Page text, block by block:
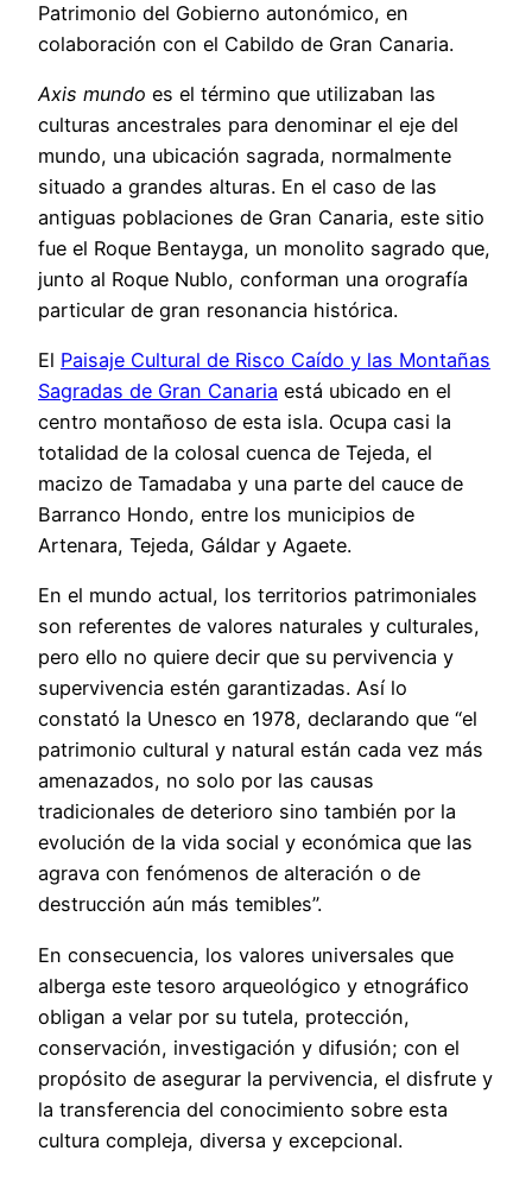
Patrimonio del Gobierno autonómico, en
colaboración con el Cabildo de Gran Canaria.
Axis mundo es el término que utilizaban las
culturas ancestrales para denominar el eje del
mundo, una ubicación sagrada, normalmente
situado a grandes alturas. En el caso de las
antiguas poblaciones de Gran Canaria, este sitio
fue el Roque Bentayga, un monolito sagrado que,
junto al Roque Nublo, conforman una orografía
particular de gran resonancia histórica.
El Paisaje Cultural de Risco Caído y las Montañas
Sagradas de Gran Canaria está ubicado en el
centro montañoso de esta isla. Ocupa casi la
totalidad de la colosal cuenca de Tejeda, el
macizo de Tamadaba y una parte del cauce de
Barranco Hondo, entre los municipios de
Artenara, Tejeda, Gáldar y Agaete.
En el mundo actual, los territorios patrimoniales
son referentes de valores naturales y culturales,
pero ello no quiere decir que su pervivencia y
supervivencia estén garantizadas. Así lo
constató la Unesco en 1978, declarando que “el
patrimonio cultural y natural están cada vez más
amenazados, no solo por las causas
tradicionales de deterioro sino también por la
evolución de la vida social y económica que las
agrava con fenómenos de alteración o de
destrucción aún más temibles”.
En consecuencia, los valores universales que
alberga este tesoro arqueológico y etnográfico
obligan a velar por su tutela, protección,
conservación, investigación y difusión; con el
propósito de asegurar la pervivencia, el disfrute y
la transferencia del conocimiento sobre esta
cultura compleja, diversa y excepcional.